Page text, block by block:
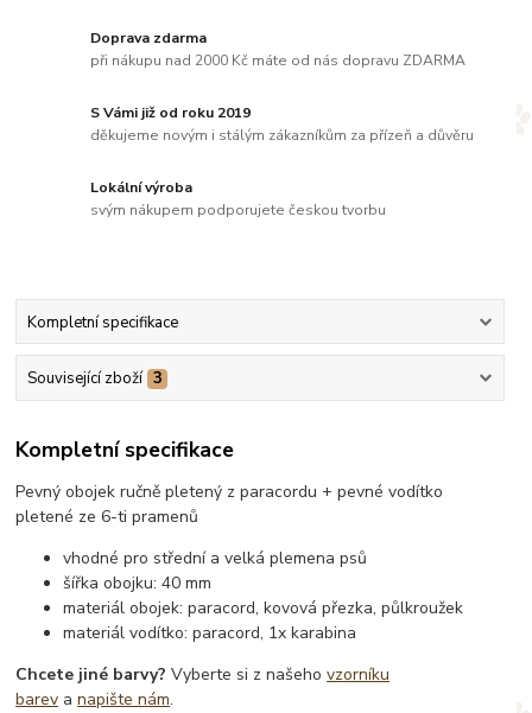
Doprava zdarma
při nákupu nad 2000 Kč máte od nás dopravu ZDARMA
S Vámi již od roku 2019
děkujeme novým i stálým zákazníkům za přízeň a důvěru
Lokální výroba
svým nákupem podporujete českou tvorbu
Kompletní specifikace
Související zboží 3
Kompletní specifikace
Pevný obojek ručně pletený z paracordu + pevné vodítko
pletené ze 6-ti pramenů
vhodné pro střední a velká plemena psů
šířka obojku: 40 mm
materiál obojek: paracord, kovová přezka, půlkroužek
materiál vodítko: paracord, 1x karabina
Chcete jiné barvy? Vyberte si z našehovzorníku
barev anapište nám.